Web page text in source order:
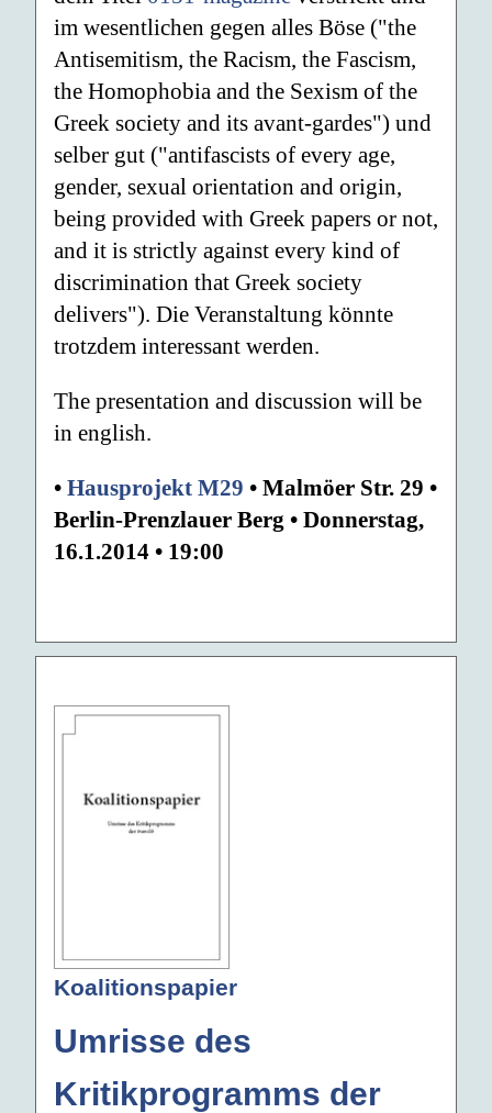
im wesentlichen gegen alles Böse ("the
Antisemitism, the Racism, the Fascism,
the Homophobia and the Sexism of the
Greek society and its avant-gardes") und
selber gut ("antifascists of every age,
gender, sexual orientation and origin,
being provided with Greek papers or not,
and it is strictly against every kind of
discrimination that Greek society
delivers"). Die Veranstaltung könnte
trotzdem interessant werden.
The presentation and discussion will be
in english.
• Hausprojekt M29 • Malmöer Str. 29 •
Berlin-Prenzlauer Berg • Donnerstag,
16.1.2014 • 19:00
Koalitionspapier
Umrisse des
Kritikprogramms der